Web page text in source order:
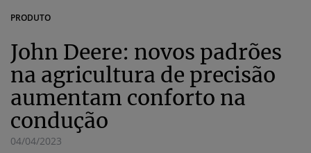
PRODUTO
John Deere: novos padrões
na agricultura de precisão
aumentam conforto na
condução
04/04/2023